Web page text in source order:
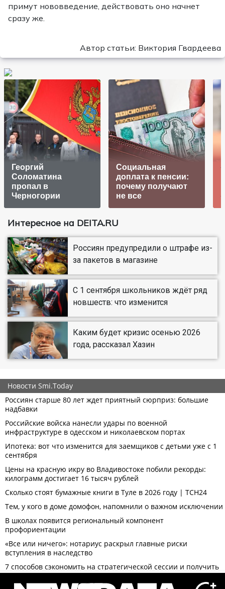
примут нововведение, действовать оно начнет
сразу же.
Автор статьи: Виктория Гвардеева
Георгий
Соломатина
пропал в
Черногории
Социальная
доплата к пенсии:
почему получают
не все
Интересное на DEITA.RU
Россиян предупредили о штрафе из-
за пакетов в магазине
С 1 сентября школьников ждёт ряд
новшеств: что изменится
Каким будет кризис осенью 2026
года, рассказал Хазин